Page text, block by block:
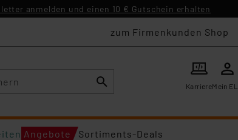
anmelden und einen 10 € Gutschein erhalten
zum Firmenkunden Shop
KarriereMein
Angebote Sortiments-Deals